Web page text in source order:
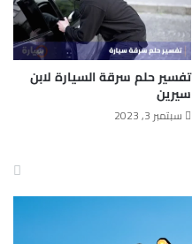
تفسير حلم سرقة السيارة لابن
سيرين
سبتمبر 3, 2023